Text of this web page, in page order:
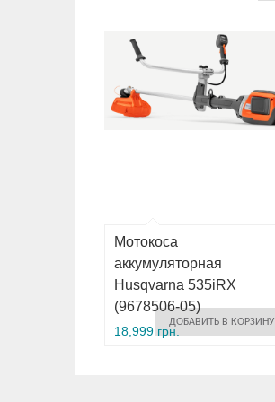
Мотокоса
аккумуляторная
Husqvarna 535iRX
(9678506-05)
18,999 грн.
ДОБАВИТЬ В КОРЗИНУ